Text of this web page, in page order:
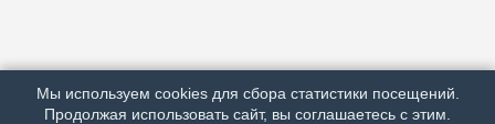
РЕКЛАМА У НАС
МЫ В СОЦСЕТЯХ
Мы используем cookies для сбора статистики посещений.
Продолжая использовать сайт, вы соглашаетесь с этим.